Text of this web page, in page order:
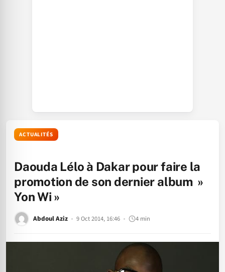
ACTUALITÉS
Daouda Lélo à Dakar pour faire la
promotion de son dernier album »
Yon Wi »
Abdoul Aziz 9 Oct 2014, 16:46 4 min